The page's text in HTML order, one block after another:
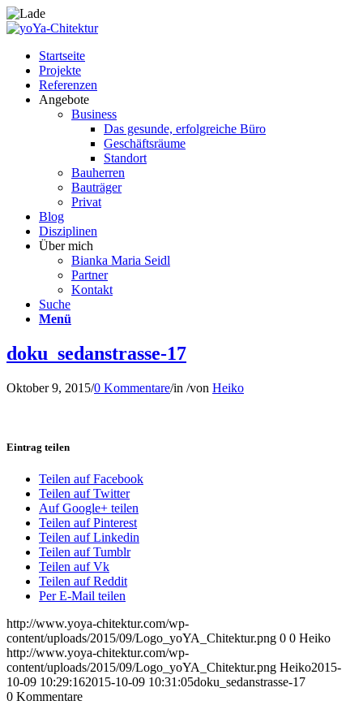
Startseite
Projekte
Referenzen
Angebote
Business
Das gesunde, erfolgreiche Büro
Geschäftsräume
Standort
Bauherren
Bauträger
Privat
Blog
Disziplinen
Über mich
Bianka Maria Seidl
Partner
Kontakt
Suche
Menü
doku_sedanstrasse-17
Oktober 9, 2015/0 Kommentare/in /von Heiko
Eintrag teilen
Teilen auf Facebook
Teilen auf Twitter
Auf Google+ teilen
Teilen auf Pinterest
Teilen auf Linkedin
Teilen auf Tumblr
Teilen auf Vk
Teilen auf Reddit
Per E-Mail teilen
http://www.yoya-chitektur.com/wp-
content/uploads/2015/09/Logo_yoYA_Chitektur.png 0 0 Heiko
http://www.yoya-chitektur.com/wp-
content/uploads/2015/09/Logo_yoYA_Chitektur.png Heiko2015-
10-09 10:29:162015-10-09 10:31:05doku_sedanstrasse-17
0 Kommentare